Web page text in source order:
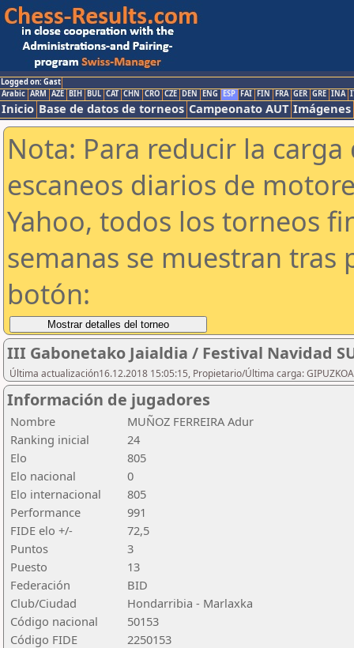
Logged on: Gast
Arabic ARM AZE BIH BUL CAT CHN CRO CZE DEN ENG ESP FAI FIN FRA GER GRE INA
Inicio Base de datos de torneos Campeonato AUT Imágenes
Nota: Para reducir la
escaneos diarios de
Yahoo, todos los torneos
semanas se muestran tras
botón:
III Gabonetako Jaialdia / Festival Navidad
Última actualización16.12.2018 15:05:15, Propietario/Última carga:
Información de jugadores
Nombre
MUÑOZ FERREIRA Adur
Ranking inicial
24
Elo
805
Elo nacional
0
Elo internacional
805
Performance
991
FIDE elo +/-
72,5
Puntos
3
Puesto
13
Federación
BID
Club/Ciudad
Hondarribia - Marlaxka
Código nacional
50153
Código FIDE
2250153